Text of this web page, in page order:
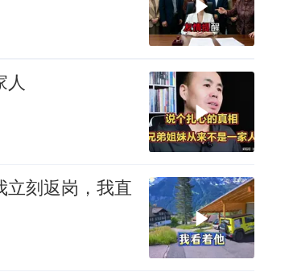
人
立刻返岗，我直